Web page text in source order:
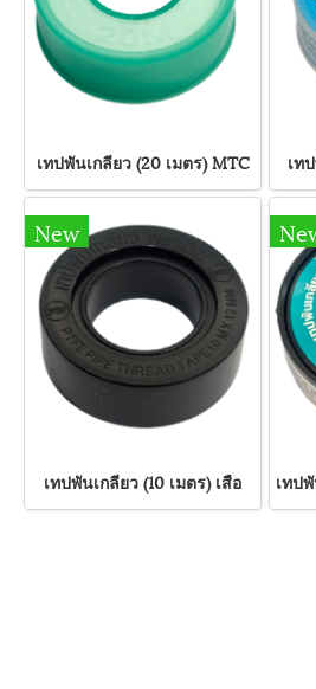
เทปพันเกลียว (20 เมตร) MTC เท
New
เทปพันเกลียว (10 เมตร) เสือ